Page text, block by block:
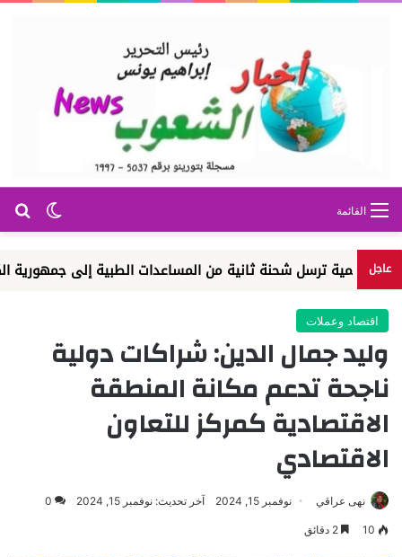
الوضع القائمة
عاجلترسل شحنة ثانية من المساعدات الطبية إلى جمهورية الكونغو
اقتصاد وعملات
وليد جمال الدين: شراكات دولية
ناجحة تدعم مكانة المنطقة
الاقتصادية كمركز للتعاون
الاقتصادي
نهى عراقي نوفمبر 15, 2024 آخر تحديث: نوفمبر 15, 2024 0
10